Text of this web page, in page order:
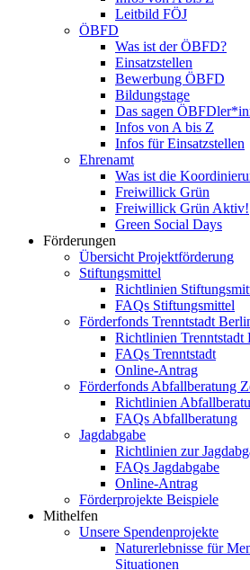
Leitbild FÖJ
ÖBFD
Was ist der ÖBFD?
Einsatzstellen
Bewerbung ÖBFD
Bildungstage
Das sagen
Infos von A bis Z
Infos für Einsatzstellen
Ehrenamt
Was ist die
Freiwillick Grün
Freiwillick Grün Aktiv!
Green Social Days
Förderungen
Übersicht Projektförderung
Stiftungsmittel
Richtlinien
FAQs Stiftungsmittel
Förderfonds Trenntstadt
Richtlinien Trenntstadt
FAQs Trenntstadt
Online-Antrag
Förderfonds Abfallberatung
Richtlinien
FAQs Abfallberatung
Jagdabgabe
Richtlinien zur
FAQs Jagdabgabe
Online-Antrag
Förderprojekte Beispiele
Mithelfen
Unsere Spendenprojekte
Naturerlebnisse für
Situationen